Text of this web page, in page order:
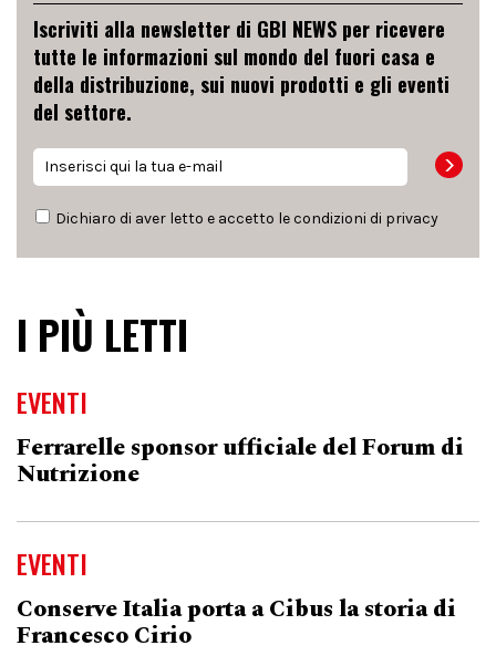
Iscriviti alla newsletter di GBI NEWS per ricevere
tutte le informazioni sul mondo del fuori casa e
della distribuzione, sui nuovi prodotti e gli eventi
del settore.
Dichiaro di aver letto e accetto le condizioni di privacy
I PIÙ LETTI
EVENTI
Ferrarelle sponsor ufficiale del Forum di
Nutrizione
EVENTI
Conserve Italia porta a Cibus la storia di
Francesco Cirio